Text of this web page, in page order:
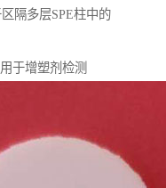
隔多层SPE柱中的
于增塑剂检测